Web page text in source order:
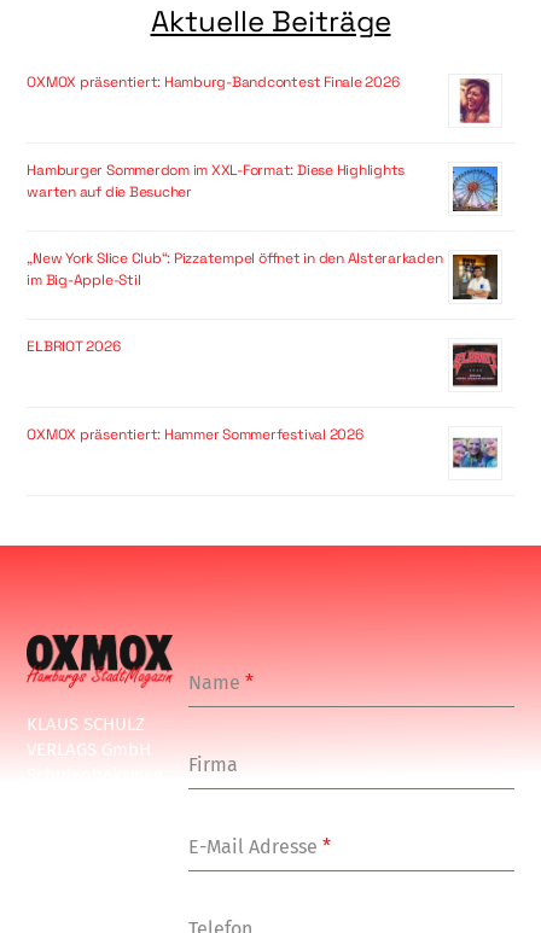
Aktuelle Beiträge
OXMOX präsentiert: Hamburg-Bandcontest Finale 2026
Hamburger Sommerdom im XXL-Format: Diese Highlights
warten auf die Besucher
„New York Slice Club“: Pizzatempel öffnet in den Alsterarkaden
im Big-Apple-Stil
ELBRIOT 2026
OXMOX präsentiert: Hammer Sommerfestival 2026
KLAUS SCHULZ
VERLAGS GmbH
Name*
Firma
E-Mail Adresse*